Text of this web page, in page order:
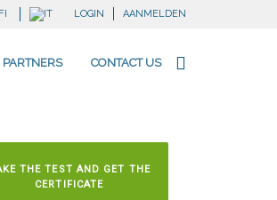
LOGIN AANMELDEN
PARTNERS CONTACT US
THE TEST AND GET THE
CERTIFICATE